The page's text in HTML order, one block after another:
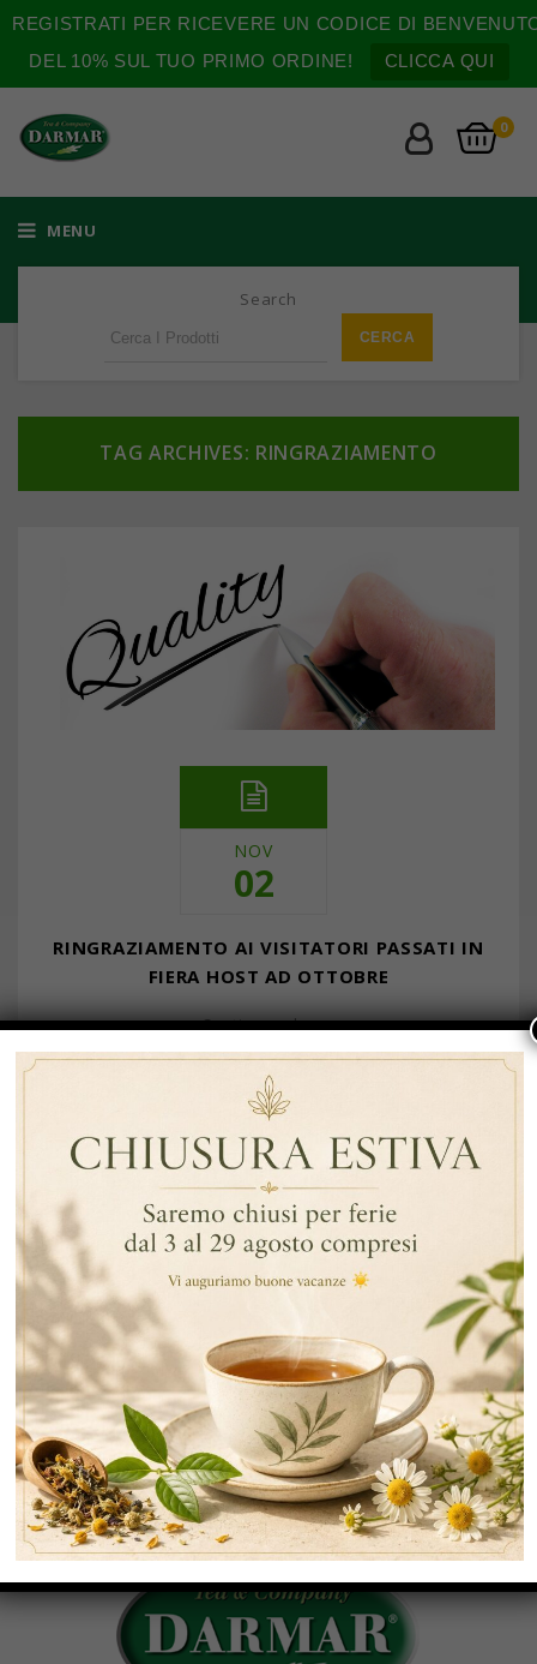
REGISTRATI PER RICEVERE UN CODICE DI
DEL 10% SUL TUO PRIMO ORDINE!
CLICCA QUI
0
MENU
Search
TAG ARCHIVES: RINGRAZIAMENTO
NOV
02
RINGRAZIAMENTO AI VISITATORI PASSATI IN
FIERA HOST AD OTTOBRE
… Continua a leggere
ARTICOLI RECENTI
RECENT COMMENTS
CATEGORIE